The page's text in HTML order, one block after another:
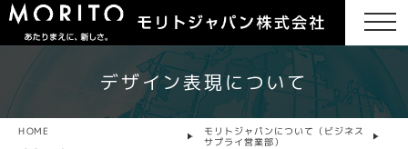
デザイン表現について
HOME モリトジャパンについて（ビジネス
サプライ営業部）